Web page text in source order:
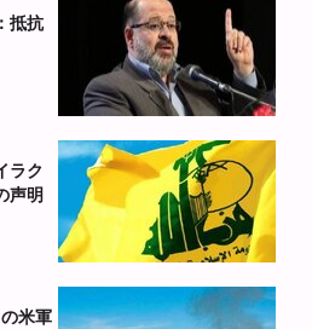
抵抗
ラク
声明
米軍